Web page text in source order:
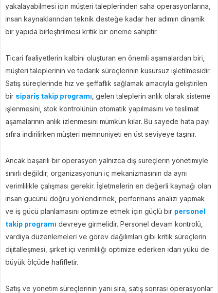
yakalayabilmesi için müşteri taleplerinden saha operasyonlarına,
insan kaynaklarından teknik desteğe kadar her adımın dinamik
bir yapıda birleştirilmesi kritik bir öneme sahiptir.
Ticari faaliyetlerin kalbini oluşturan en önemli aşamalardan biri,
müşteri taleplerinin ve tedarik süreçlerinin kusursuz işletilmesidir.
Satış süreçlerinde hız ve şeffaflık sağlamak amacıyla geliştirilen
bir sipariş takip programı , gelen taleplerin anlık olarak sisteme
işlenmesini, stok kontrolünün otomatik yapılmasını ve teslimat
aşamalarının anlık izlenmesini mümkün kılar. Bu sayede hata payı
sıfıra indirilirken müşteri memnuniyeti en üst seviyeye taşınır.
Ancak başarılı bir operasyon yalnızca dış süreçlerin yönetimiyle
sınırlı değildir; organizasyonun iç mekanizmasının da aynı
verimlilikle çalışması gerekir. İşletmelerin en değerli kaynağı olan
insan gücünü doğru yönlendirmek, performans analizi yapmak
ve iş gücü planlamasını optimize etmek için güçlü bir personel
takip programı devreye girmelidir. Personel devam kontrolü,
vardiya düzenlemeleri ve görev dağılımları gibi kritik süreçlerin
dijitalleşmesi, şirket içi verimliliği optimize ederken idari yükü de
büyük ölçüde hafifletir.
Satış ve yönetim süreçlerinin yanı sıra, satış sonrası operasyonlar